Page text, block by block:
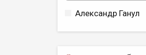
Александр Ганул